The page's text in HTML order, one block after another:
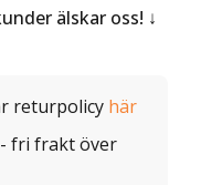
älskar oss!
returpolicy här
- fri frakt över